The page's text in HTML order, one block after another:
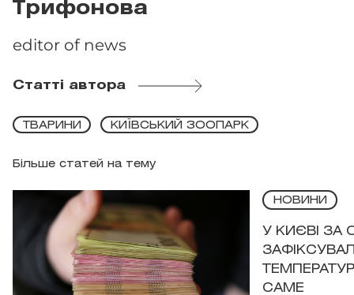
Трифонова
editor of news
Статті автора
Більше статей на тему
ТВАРИНИ КИЇВСЬКИЙ ЗООПАРК
НОВИНИ
У КИЄВІ ЗА
САМЕ